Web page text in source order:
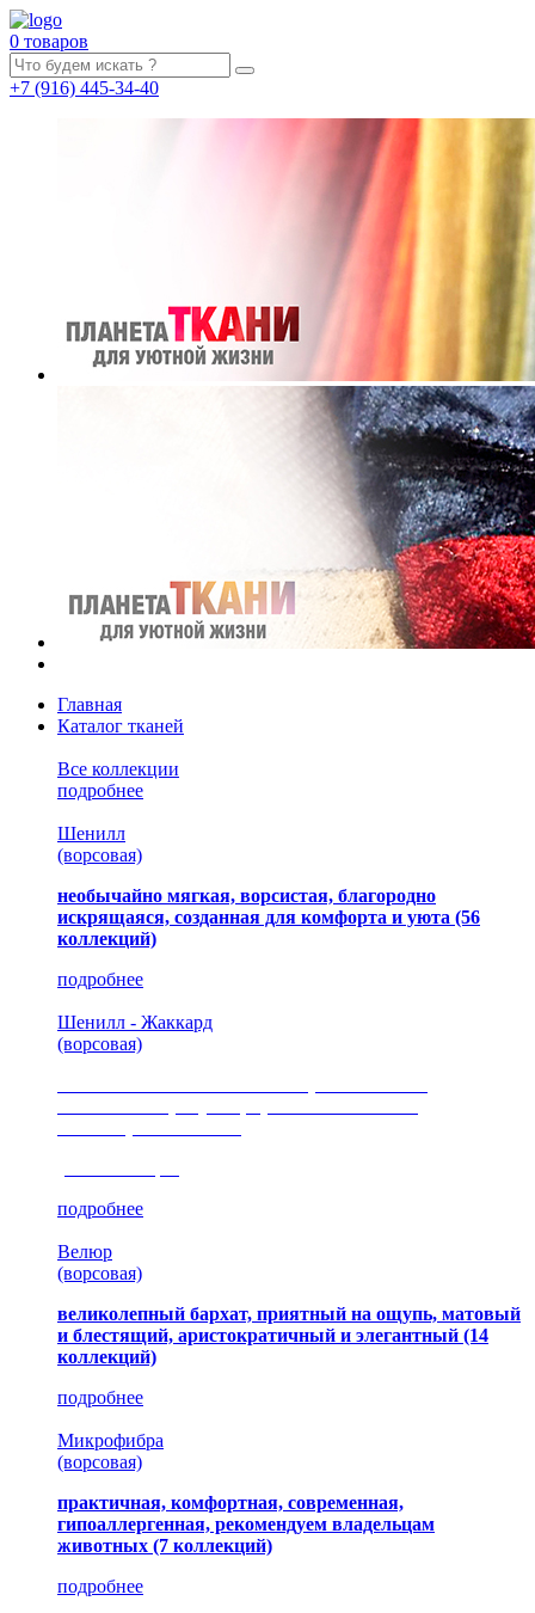
0 товаров
+7 (916) 445-34-40
Главная
Каталог тканей
Все коллекции
подробнее
Шенилл
(ворсовая)
необычайно мягкая, ворсистая, благородно
искрящаяся, созданная для комфорта и уюта (56
коллекций)
подробнее
Шенилл - Жаккард
(ворсовая)
подробнее
Велюр
(ворсовая)
великолепный бархат, приятный на ощупь, матовый
и блестящий, аристократичный и элегантный (14
коллекций)
подробнее
Микрофибра
(ворсовая)
практичная, комфортная, современная,
гипоаллергенная, рекомендуем владельцам
животных (7 коллекций)
подробнее